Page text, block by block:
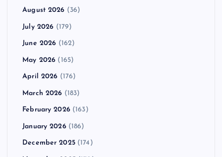
August 2026 (36)
July 2026 (179)
June 2026 (162)
May 2026 (165)
April 2026 (176)
March 2026 (183)
February 2026(163)
January 2026(186)
December 2025(174)